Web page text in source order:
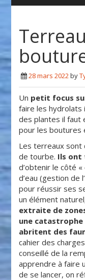
28 mars 2022by
Un petit focus
faire les hydrolats
des plantes il
pour les boutures
Les terreaux
de tourbe. Ils ont
d’obtenir le côté
d’eau (gestion de
pour réussir ses
un élément
extraite de
une catastrophe
abritent des
cahier des
conseillé de la
apprendre à faire
de se lancer, on